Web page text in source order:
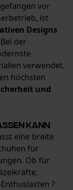
vor
ist
Designs
der
verwendet.
höchsten
und
kann
eine breite
für
Ob für
?